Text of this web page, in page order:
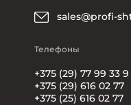
sales@profi-
Телефоны
+375 (29) 77 99 33 9
+375 (29) 616 02 77
+375 (25) 616 02 77